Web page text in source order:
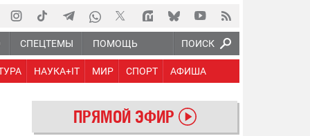
ПОИСК
СПЕЦТЕМЫ ПОМОЩЬ
НАУКА+IT МИР СПОРТ АФИША
ПРЯМОЙ ЭФИР